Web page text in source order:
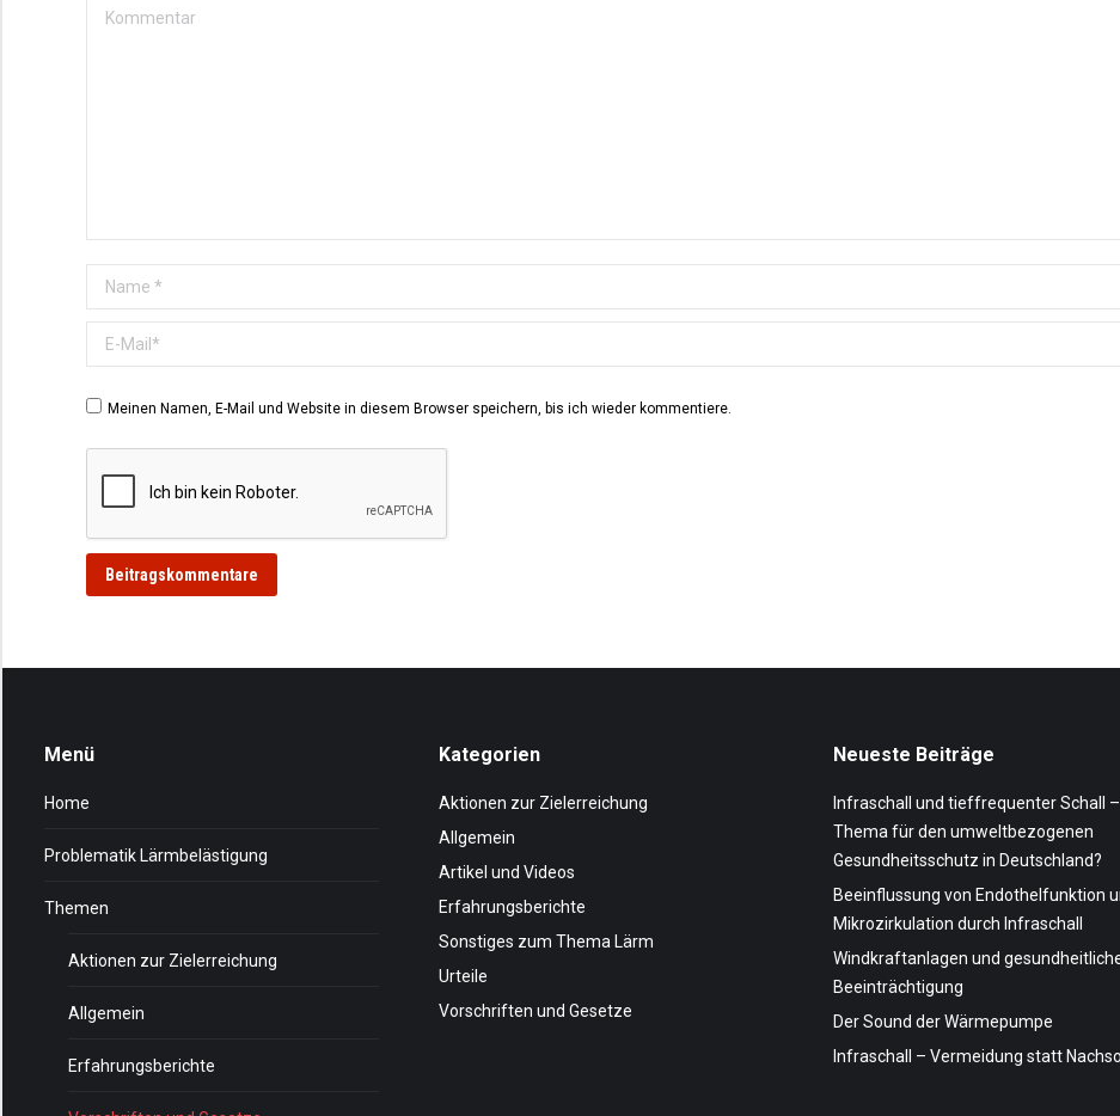
Kommentar
Name *
E-Mail *
Meinen Namen, E-Mail und Website in diesem Browser speichern, bis ich wieder kommentiere.
Beitragskommentare
Menü
Home
Problematik Lärmbelästigung
Themen
Aktionen zur Zielerreichung
Allgemein
Erfahrungsberichte
Kategorien
Aktionen zur Zielerreichung
Allgemein
Artikel und Videos
Erfahrungsberichte
Sonstiges zum Thema Lärm
Urteile
Vorschriften und Gesetze
Neueste Beiträge
Infraschall und tieffrequenter Schall
Thema für den umweltbezogenen
Gesundheitsschutz in Deutschland?
Beeinflussung von Endothelfunktion
Mikrozirkulation durch Infraschall
Windkraftanlagen und
Beeinträchtigung
Der Sound der Wärmepumpe
Infraschall – Vermeidung statt